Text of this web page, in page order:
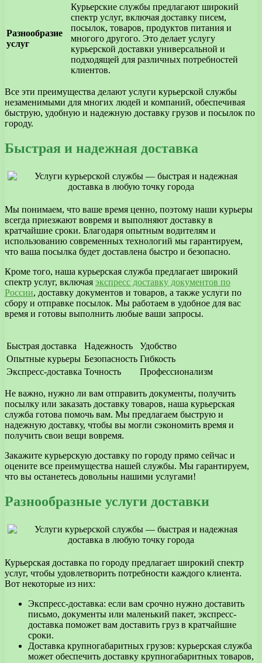
Разнообразие
услуг
Курьерские службы предлагают широкий
спектр услуг, включая доставку писем,
посылок, товаров, продуктов питания и
многого другого. Это делает услугу
курьерской доставки универсальной и
подходящей для различных потребностей
клиентов.
Все эти преимущества делают услуги курьерской службы
незаменимыми для многих людей и компаний, обеспечивая
быструю, удобную и надежную доставку грузов и посылок по
городу.
Быстрая и надежная доставка
Мы понимаем, что ваше время ценно, поэтому наши курьеры
всегда приезжают вовремя и выполняют доставку в
кратчайшие сроки. Благодаря опытным водителям и
использованию современных технологий мы гарантируем,
что ваша посылка будет доставлена быстро и безопасно.
Кроме того, наша курьерская служба предлагает широкий
спектр услуг, включая экспресс доставку документов по
России, доставку документов и товаров, а также услуги по
сбору и отправке посылок. Мы работаем в удобное для вас
время и готовы выполнить любые ваши запросы.
Быстрая доставка Надежность
Удобство
Опытные курьеры Безопасность Гибкость
Экспресс-доставка Точность Профессионализм
Не важно, нужно ли вам отправить документы, получить
посылку или заказать доставку товаров, наша курьерская
служба готова помочь вам. Мы предлагаем быструю и
надежную доставку, чтобы вы могли сэкономить время и
получить свои вещи вовремя.
Закажите курьерскую доставку по городу прямо сейчас и
оцените все преимущества нашей службы. Мы гарантируем,
что вы останетесь довольны нашими услугами!
Разнообразные услуги доставки
Курьерская доставка по городу предлагает широкий спектр
услуг, чтобы удовлетворить потребности каждого клиента.
Вот некоторые из них:
Экспресс-доставка: если вам срочно нужно доставить
письмо, документы или маленький пакет, экспресс-
доставка поможет вам доставить груз в кратчайшие
сроки.
Доставка крупногабаритных грузов: курьерская служба
может обеспечить доставку крупногабаритных товаров,